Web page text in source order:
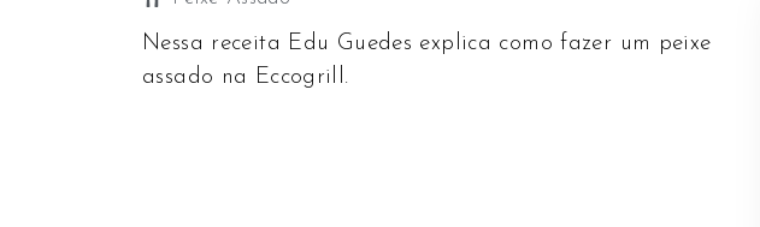
Nessa receita Edu Guedes explica como fazer um peixe
assado na Eccogrill.